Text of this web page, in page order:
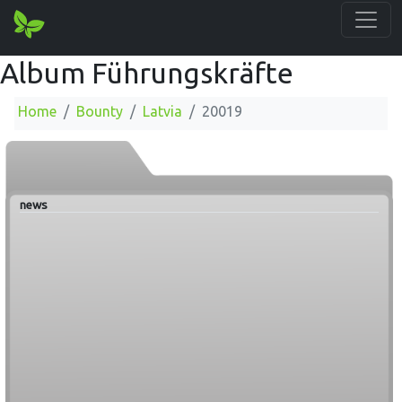
Album Führungskräfte
Home Bounty Latvia 20019
news